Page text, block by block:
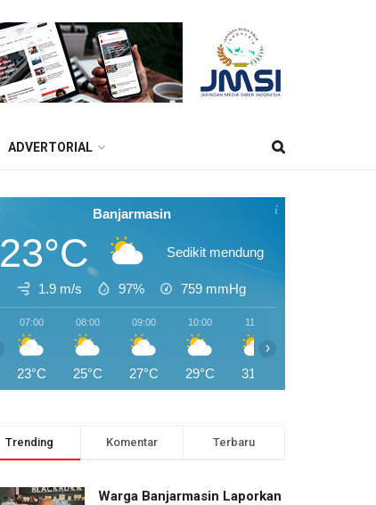
ADVERTORIAL
Banjarmasin
23°C Sedikit mendung
1.9 m/s 97% 759 mmHg
07:00
23°C
08:00
25°C
09:00
27°C
10:00
29°C
11:00
31°C
›
Trending Komentar Terbaru
Warga Banjarmasin Laporkan